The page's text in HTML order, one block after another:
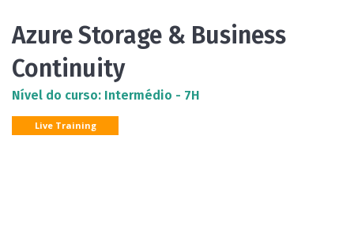
Azure Storage & Business
Continuity
Nível do curso: Intermédio - 7H
Live Training